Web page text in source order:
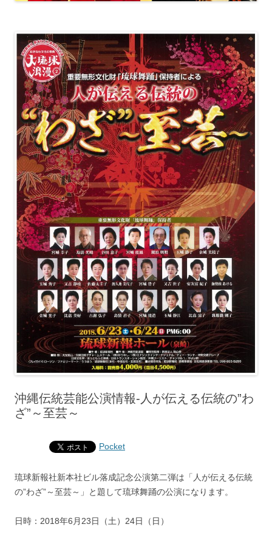
沖縄伝統芸能公演情報‐人が伝える伝統の”わ
ざ”～至芸～
Pocket
琉球新報社新本社ビル落成記念公演第二弾は「人が伝える伝統
の”わざ”～至芸～」と題して琉球舞踊の公演になります。
日時：2018年6月23日（土）24日（日）